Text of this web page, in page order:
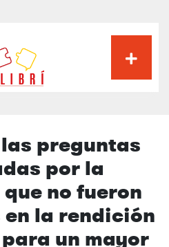
principal
preguntas
por la
no fueron
la rendición
un mayor